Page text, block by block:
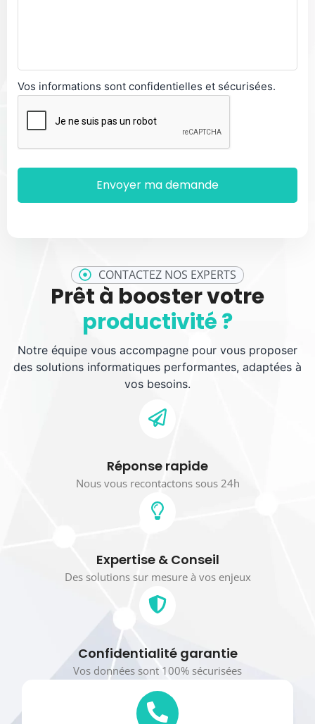
CONTACTEZ NOS EXPERTS
Prêt à booster votre
productivité ?
Notre équipe vous accompagne pour vous proposer
des solutions informatiques performantes, adaptées à
vos besoins.
Réponse rapide
Nous vous recontactons sous 24h
Expertise & Conseil
Des solutions sur mesure à vos enjeux
Confidentialité garantie
Vos données sont 100% sécurisées
Vos informations sont confidentielles et sécurisées.